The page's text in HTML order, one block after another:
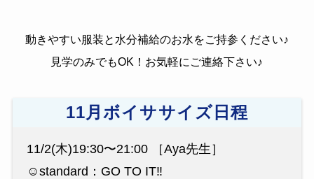
動きやすい服装と水分補給のお水をご持参ください♪
見学のみでもOK！お気軽にご連絡下さい♪
11月ボイササイズ日程
11/2(木)19:30〜21:00 ［Aya先生］
☺️standard：GO TO IT‼︎